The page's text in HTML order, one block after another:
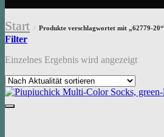
Start / Produkte verschlagwortet mit „62779-20“
Filter
Einzelnes Ergebnis wird angezeigt